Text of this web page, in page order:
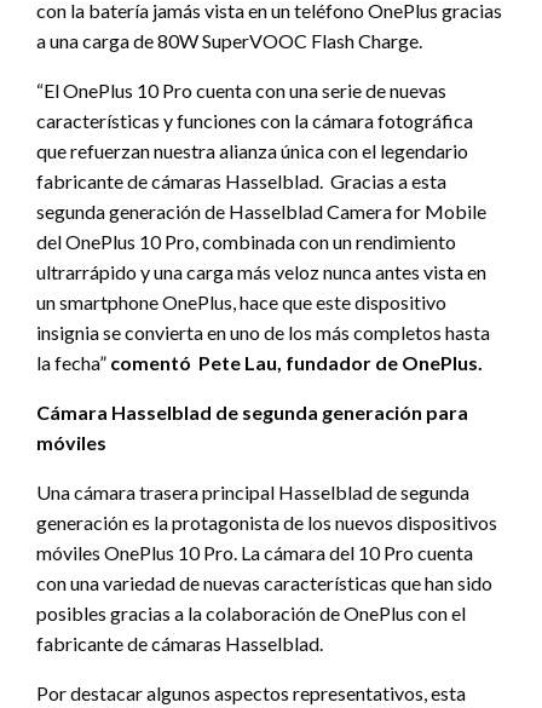
con la batería jamás vista en un teléfono OnePlus gracias
a una carga de 80W SuperVOOC Flash Charge.
“El OnePlus 10 Pro cuenta con una serie de nuevas
características y funciones con la cámara fotográfica
que refuerzan nuestra alianza única con el legendario
fabricante de cámaras Hasselblad. Gracias a esta
segunda generación de Hasselblad Camera for Mobile
del OnePlus 10 Pro, combinada con un rendimiento
ultrarrápido y una carga más veloz nunca antes vista en
un smartphone OnePlus, hace que este dispositivo
insignia se convierta en uno de los más completos hasta
la fecha” comentó Pete Lau, fundador de OnePlus.
Cámara Hasselblad de segunda generación para
móviles
Una cámara trasera principal Hasselblad de segunda
generación es la protagonista de los nuevos dispositivos
móviles OnePlus 10 Pro. La cámara del 10 Pro cuenta
con una variedad de nuevas características que han sido
posibles gracias a la colaboración de OnePlus con el
fabricante de cámaras Hasselblad.
Por destacar algunos aspectos representativos, esta